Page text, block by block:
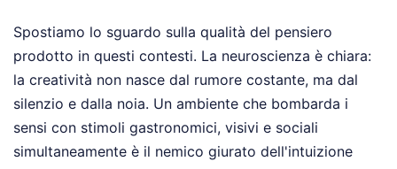
Spostiamo lo sguardo sulla qualità del pensiero
prodotto in questi contesti. La neuroscienza è chiara:
la creatività non nasce dal rumore costante, ma dal
silenzio e dalla noia. Un ambiente che bombarda i
sensi con stimoli gastronomici, visivi e sociali
simultaneamente è il nemico giurato dell'intuizione